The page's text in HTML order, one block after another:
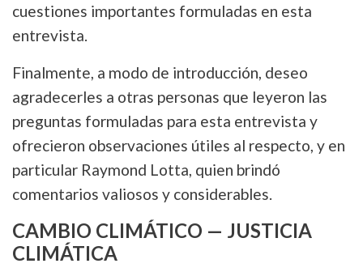
cuestiones importantes formuladas en esta
entrevista.
Finalmente, a modo de introducción, deseo
agradecerles a otras personas que leyeron las
preguntas formuladas para esta entrevista y
ofrecieron observaciones útiles al respecto, y en
particular Raymond Lotta, quien brindó
comentarios valiosos y considerables.
CAMBIO CLIMÁTICO — JUSTICIA
CLIMÁTICA